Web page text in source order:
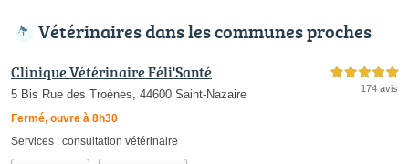
Vétérinaires dans les communes proches
Clinique Vétérinaire Féli'Santé
5 Bis Rue des Troènes, 44600 Saint-Nazaire
Fermé, ouvre à 8h30
5,0 étoiles sur 5
174 avis
Services : consultation vétérinaire